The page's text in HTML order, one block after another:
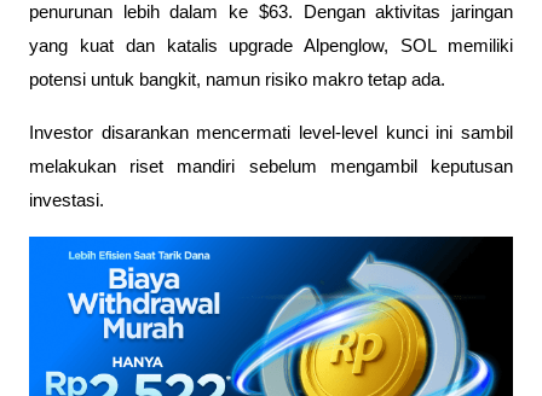
penurunan lebih dalam ke $63. Dengan aktivitas jaringan
yang kuat dan katalis upgrade Alpenglow, SOL memiliki
potensi untuk bangkit, namun risiko makro tetap ada.
Investor disarankan mencermati level-level kunci ini sambil
melakukan riset mandiri sebelum mengambil keputusan
investasi.